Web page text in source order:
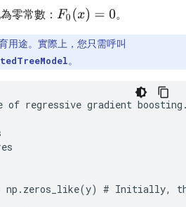
零常數： F0( x)=0 。
用途。實際上，您只需呼叫
。
of regressive gradient boosting
np . zeros_like(y) # Initially,